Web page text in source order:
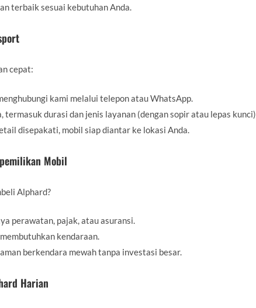
terbaik sesuai kebutuhan Anda.
cepat:
kami melalui telepon atau WhatsApp.
durasi dan jenis layanan (dengan sopir atau lepas kunci).
disepakati, mobil siap diantar ke lokasi Anda.
Mobil
Alphard?
perawatan, pajak, atau asuransi.
kendaraan.
berkendara mewah tanpa investasi besar.
Harian